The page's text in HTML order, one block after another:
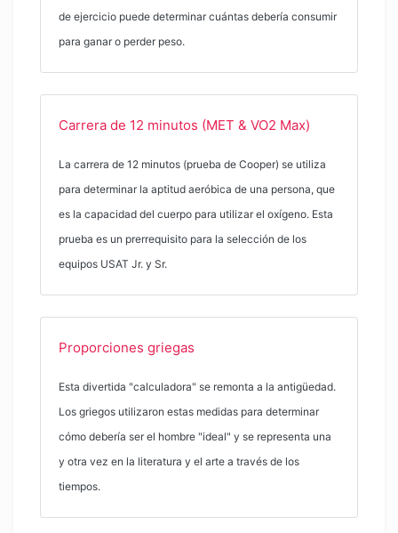
de ejercicio puede determinar cuántas debería consumir
para ganar o perder peso.
Carrera de 12 minutos (MET & VO2 Max)
La carrera de 12 minutos (prueba de Cooper) se utiliza
para determinar la aptitud aeróbica de una persona, que
es la capacidad del cuerpo para utilizar el oxígeno. Esta
prueba es un prerrequisito para la selección de los
equipos USAT Jr. y Sr.
Proporciones griegas
Esta divertida "calculadora" se remonta a la antigüedad.
Los griegos utilizaron estas medidas para determinar
cómo debería ser el hombre "ideal" y se representa una
y otra vez en la literatura y el arte a través de los
tiempos.